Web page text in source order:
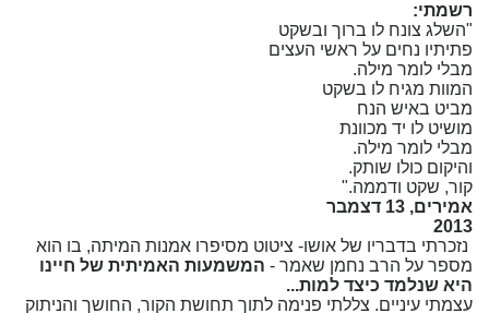
רשמתי:
"השלג צונח לו ברוך ובשקט
פתיתיו נחים על ראשי העצים
מבלי לומר מילה.
המוות מגיח לו בשקט
מביט באיש הנח
מושיט לו יד מכוונת
מבלי לומר מילה.
והיקום כולו שותק.
קור, שקט ודממה."
אמירים, 13 דצמבר
2013
נזכרתי בדבריו של אושו- ציטוט מסיפרו אמנות המיתה, בו הוא
מספר על הרב נחמן שאמר - המשמעות האמיתית של חיינו
היא שנלמד כיצד למות...
עצמתי עיניים. צללתי פנימה לתוך תחושת הקור, החושך והניתוק